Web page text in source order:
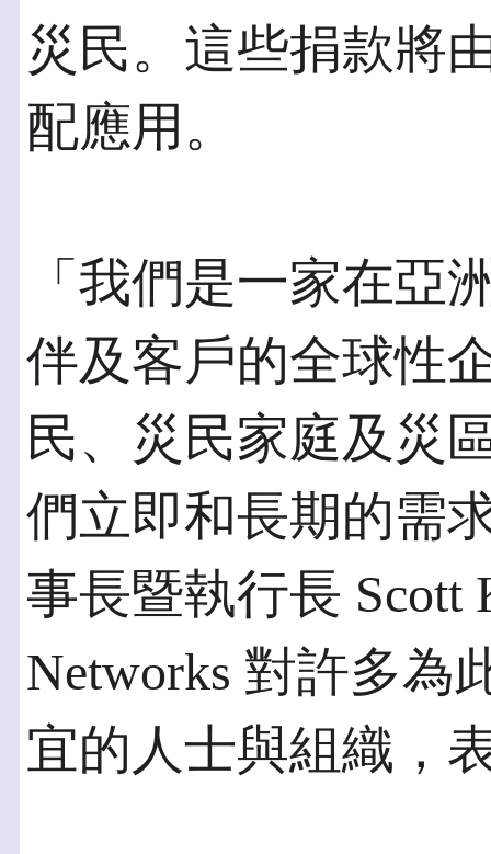
災民。這些捐款將
配應用。
「我們是一家在亞
伴及客戶的全球性
民、災民家庭及災
們立即和長期的需
事長暨執行長 Scott
Networks 對許多為
宜的人士與組織，